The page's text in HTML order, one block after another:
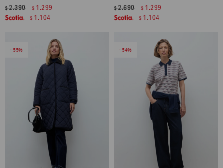
$2.390 $ 1.299
$ 1.104
$2.690 $ 1.299
$ 1.104
55 54